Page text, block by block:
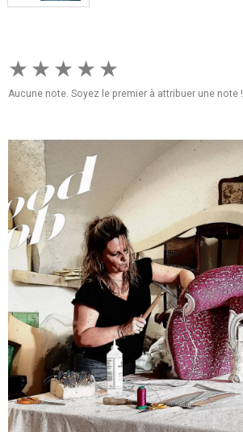
★ ★ ★ ★ ★
Aucune note. Soyez le premier à attribuer une note !